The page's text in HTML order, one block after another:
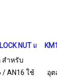
NUT แป้นเก
สำหรับ
/ AN16 ใช้
อุต